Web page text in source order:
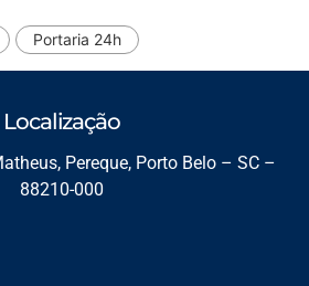
Portaria 24h
Localização
Pereque, Porto Belo – SC –
88210-000